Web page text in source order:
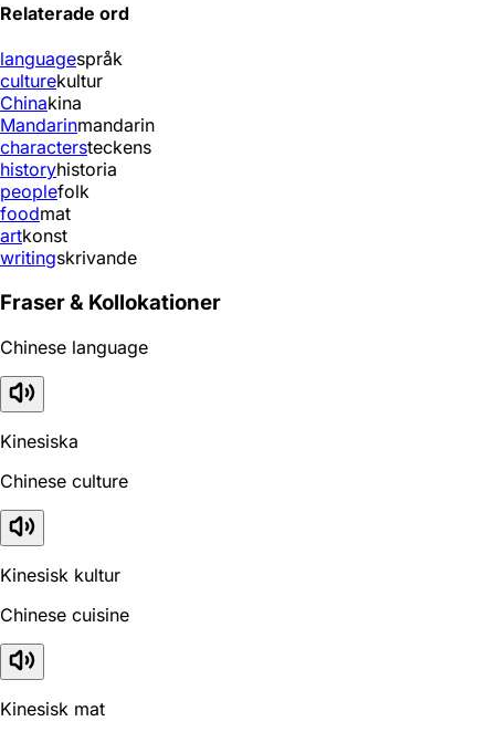
Relaterade ord
languagespråk
culturekultur
Chinakina
Mandarinmandarin
charactersteckens
historyhistoria
peoplefolk
foodmat
artkonst
writingskrivande
Fraser & Kollokationer
Chinese language
Kinesiska
Chinese culture
Kinesisk kultur
Chinese cuisine
Kinesisk mat